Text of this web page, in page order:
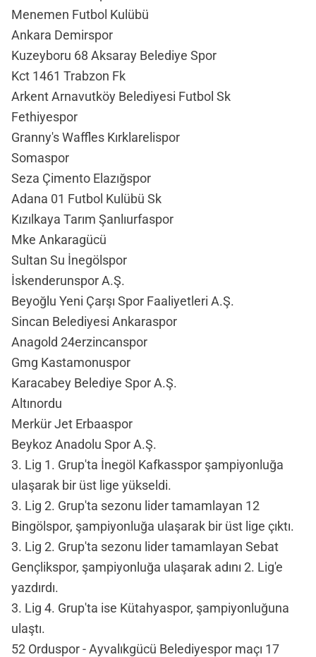
Menemen Futbol Kulübü
Ankara Demirspor
Kuzeyboru 68 Aksaray Belediye Spor
Kct 1461 Trabzon Fk
Arkent Arnavutköy Belediyesi Futbol Sk
Fethiyespor
Granny's Waffles Kırklarelispor
Somaspor
Seza Çimento Elazığspor
Adana 01 Futbol Kulübü Sk
Kızılkaya Tarım Şanlıurfaspor
Mke Ankaragücü
Sultan Su İnegölspor
İskenderunspor A.Ş.
Beyoğlu Yeni Çarşı Spor Faaliyetleri A.Ş.
Sincan Belediyesi Ankaraspor
Anagold 24erzincanspor
Gmg Kastamonuspor
Karacabey Belediye Spor A.Ş.
Altınordu
Merkür Jet Erbaaspor
Beykoz Anadolu Spor A.Ş.
3. Lig 1. Grup'ta İnegöl Kafkasspor şampiyonluğa
ulaşarak bir üst lige yükseldi.
3. Lig 2. Grup'ta sezonu lider tamamlayan 12
Bingölspor, şampiyonluğa ulaşarak bir üst lige çıktı.
3. Lig 2. Grup'ta sezonu lider tamamlayan Sebat
Gençlikspor, şampiyonluğa ulaşarak adını 2. Lig'e
yazdırdı.
3. Lig 4. Grup'ta ise Kütahyaspor, şampiyonluğuna
ulaştı.
52 Orduspor - Ayvalıkgücü Belediyespor maçı 17